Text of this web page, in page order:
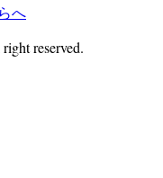
へ
reserved.